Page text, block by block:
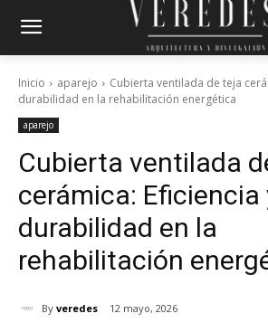
Inicio aparejo
Cubierta ventilada de teja
durabilidad en la rehabilitación energética
aparejo
Cubierta ventilada
cerámica: Eficiencia
durabilidad en la
rehabilitación
By veredes 12 mayo, 2026